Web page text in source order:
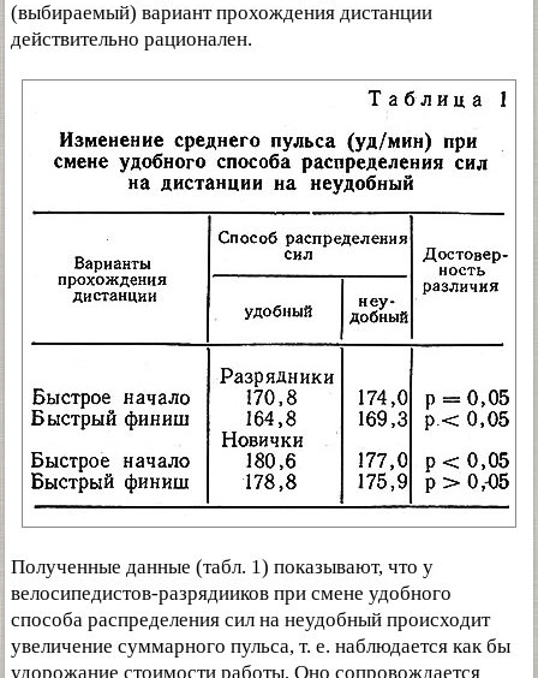
(выбираемый) вариант прохождения дистанции
действительно рационален.
Полученные данные (табл. 1) показывают, что у
велосипедистов-разрядииков при смене удобного
способа распределения сил на неудобный происходит
увеличение суммарного пульса, т. е. наблюдается как бы
удорожание стоимости работы, Оно сопровождается